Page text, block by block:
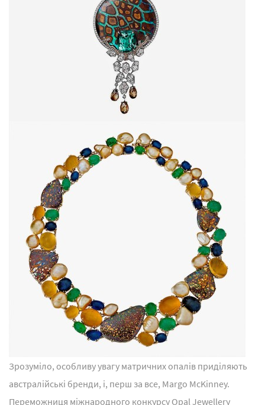
Зрозуміло, особливу увагу матричних опалів приділяють
австралійські бренди, і, перш за все, Margo McKinney.
Переможниця міжнародного конкурсу Opal Jewellery